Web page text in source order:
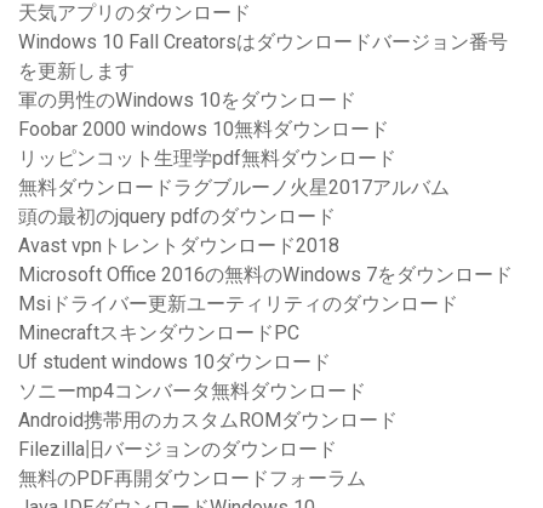
天気アプリのダウンロード
Windows 10 Fall Creatorsはダウンロードバージョン番号
を更新します
軍の男性のWindows 10をダウンロード
Foob​​ar 2000 windows 10無料ダウンロード
リッピンコット生理学pdf無料ダウンロード
無料ダウンロードラグブルーノ火星2017アルバム
頭の最初のjquery pdfのダウンロード
Avast vpnトレントダウンロード2018
Microsoft Office 2016の無料のWindows 7をダウンロード
Msiドライバー更新ユーティリティのダウンロード
MinecraftスキンダウンロードPC
Uf student windows 10ダウンロード
ソニーmp4コンバータ無料ダウンロード
Android携帯用のカスタムROMダウンロード
Filezilla旧バージョンのダウンロード
無料のPDF再開ダウンロードフォーラム